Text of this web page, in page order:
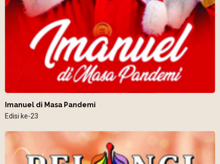
Imanuel di Masa Pandemi
Edisi ke-23